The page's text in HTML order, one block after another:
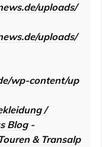
uploads/
uploads/
wp-content/up
/
Blog -
& Transalp